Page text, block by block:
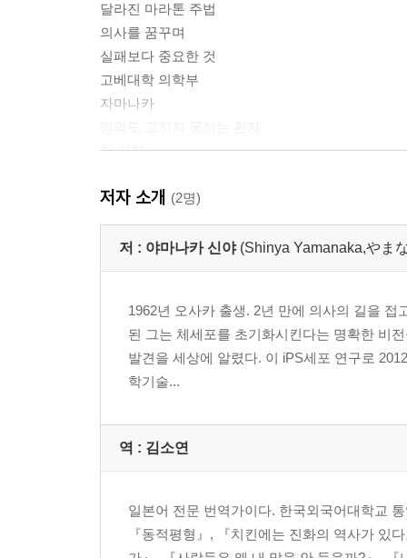
달라진 마라톤 주법
의사를 꿈꾸며
실패보다 중요한 것
고베대학 의학부
자마나카
첫 실험
연구라는 매력
닥치는 대로
샌프란시스코
나의 첫 유전자
아쉬운 귀국
톰과 카니
도구에서 연구 대상으로
신입생 쟁탈전
교토를 만드는 법
세포 설계도
설계도의 책갈피, 전사인자
저자 소개 (2명)
저 : 야마나카 신야 (Shinya Yamanaka,やま
1962년 오사카 출생. 2년 만에 의사의 길을
된 그는 체세포를 초기화시킨다는 명확한 비
발견을 세상에 알렸다. 이 iPS세포 연구로
학기술...
역 : 김소연
일본어 전문 번역가이다. 한국외국어대학교
『동적평형』, 『치킨에는 진화의 역사가 있